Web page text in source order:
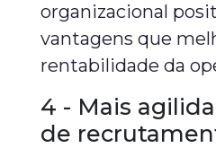
organizacional
vantagens que
rentabilidade da
4 - Mais
de